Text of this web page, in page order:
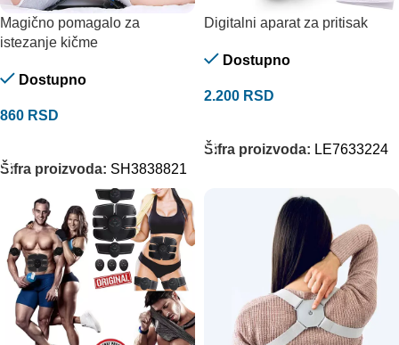
Magično pomagalo za
istezanje kičme
Dostupno
860 RSD
Šifra proizvoda: SH3838821
Digitalni aparat za pritisak
Dostupno
2.200 RSD
Šifra proizvoda: LE7633224